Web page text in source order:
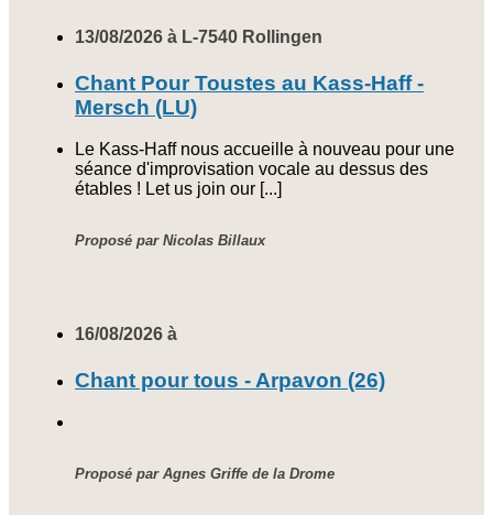
13/08/2026 à L-7540 Rollingen
Chant Pour Toustes au Kass-Haff -
Mersch (LU)
Le Kass-Haff nous accueille à nouveau pour une
séance d'improvisation vocale au dessus des
étables ! Let us join our [...]
Proposé par Nicolas Billaux
16/08/2026 à
Chant pour tous - Arpavon (26)
Proposé par Agnes Griffe de la Drome